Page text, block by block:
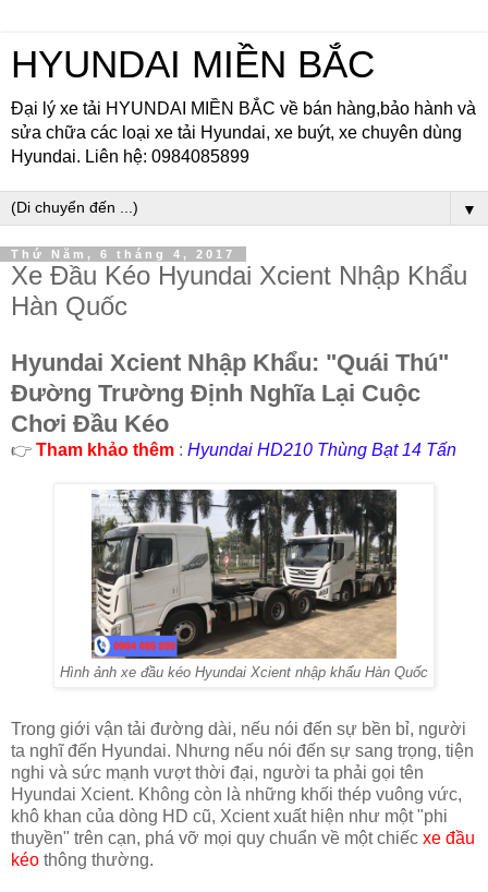
HYUNDAI MIỀN BẮC
Đại lý xe tải HYUNDAI MIỀN BẮC về bán hàng,bảo hành và
sửa chữa các loại xe tải Hyundai, xe buýt, xe chuyên dùng
Hyundai. Liên hệ: 0984085899
▼
Thứ Năm, 6 tháng 4, 2017
Xe Đầu Kéo Hyundai Xcient Nhập Khẩu
Hàn Quốc
Hyundai Xcient Nhập Khẩu: "Quái Thú"
Đường Trường Định Nghĩa Lại Cuộc
Chơi Đầu Kéo
👉 Tham khảo thêm : Hyundai HD210 Thùng Bạt 14 Tấn
Hình ảnh xe đầu kéo Hyundai Xcient nhập khẩu Hàn Quốc
Trong giới vận tải đường dài, nếu nói đến sự bền bỉ, người
ta nghĩ đến Hyundai. Nhưng nếu nói đến sự sang trọng, tiện
nghi và sức mạnh vượt thời đại, người ta phải gọi tên
Hyundai Xcient. Không còn là những khối thép vuông vức,
khô khan của dòng HD cũ, Xcient xuất hiện như một "phi
thuyền" trên cạn, phá vỡ mọi quy chuẩn về một chiếc xe đầu
kéo thông thường.